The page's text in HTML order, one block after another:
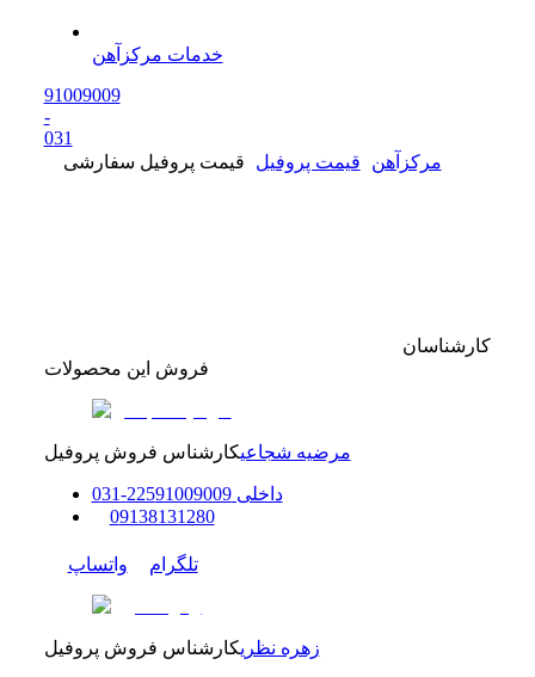
خدمات مرکزآهن
91009009
-
031
مرکزآهن
قیمت پروفیل قیمت پروفیل سفارشی
کارشناسان
فروش این محصولات
مرضیه شجاعیکارشناس فروش پروفیل
داخلی 22591009009
-
031
09138131280
تلگرام واتساپ
زهره نظریکارشناس فروش پروفیل